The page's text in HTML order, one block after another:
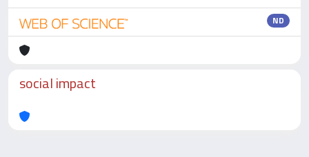
ND
social impact